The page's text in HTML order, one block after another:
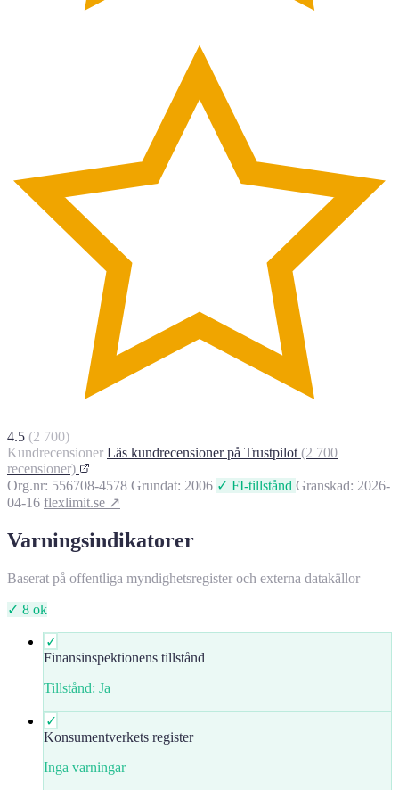
4.5 (2 700)
Kundrecensioner Läs kundrecensioner på Trustpilot (2 700
recensioner)
Org.nr: 556708-4578 Grundat: 2006 ✓ FI-tillstånd Granskad: 2026-
04-16 flexlimit.se ↗
Varningsindikatorer
Baserat på offentliga myndighetsregister och externa datakällor
✓ 8 ok
✓
Finansinspektionens tillstånd
Tillstånd: Ja
✓
Konsumentverkets register
Inga varningar